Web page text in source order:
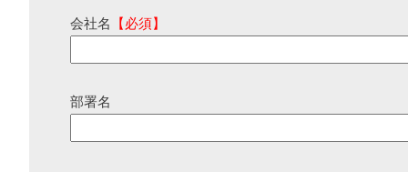
会社名 【必須】
部署名